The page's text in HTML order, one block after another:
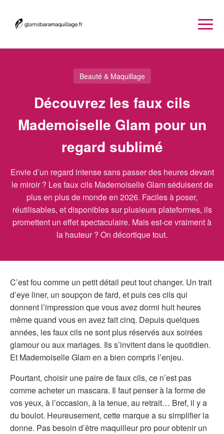
Beauté & Maquillage
Découvrez les faux cils
Mademoiselle Glam pour un
regard sublimé
Envie d’un regard intense sans passer des heures devant
le miroir ? Les faux cils Mademoiselle Glam séduisent de
plus en plus de monde en 2026. Faciles à poser,
réutilisables, et disponibles sur plusieurs plateformes, ils
promettent un effet spectaculaire. Mais est-ce vraiment à
la hauteur ? On décortique tout.
C’est fou comme un petit détail peut tout changer. Un trait
d’eye liner, un soupçon de fard, et puis ces cils qui
donnent l’impression que vous avez dormi huit heures
même quand vous en avez fait cinq. Depuis quelques
années, les faux cils ne sont plus réservés aux soirées
glamour ou aux mariages. Ils s’invitent dans le quotidien.
Et Mademoiselle Glam en a bien compris l’enjeu.
Pourtant, choisir une paire de faux cils, ce n’est pas
comme acheter un mascara. Il faut penser à la forme de
vos yeux, à l’occasion, à la tenue, au retrait… Bref, il y a
du boulot. Heureusement, cette marque a su simplifier la
donne. Pas besoin d’être maquilleur pro pour obtenir un